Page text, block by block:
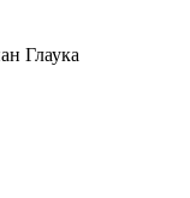
Глаука